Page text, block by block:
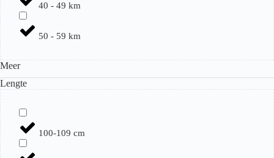
40 - 49 km
50 - 59 km
Meer
Lengte
100-109 cm